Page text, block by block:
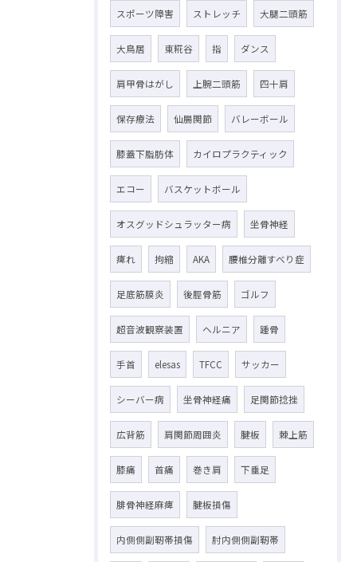
スポーツ障害 ストレッチ 大腿二頭筋
大鳥居 東糀谷 指 ダンス
肩甲骨はがし 上腕二頭筋 四十肩
保存療法 仙腸関節 バレーボール
膝蓋下脂肪体 カイロプラクティック
エコー バスケットボール
オスグッドシュラッター病 坐骨神経
痺れ 拘縮 AKA 腰椎分離すべり症
足底筋膜炎 後脛骨筋 ゴルフ
超音波観察装置 ヘルニア 踵骨
手首 elesas TFCC サッカー
シーバー病 坐骨神経痛 足関節捻挫
広背筋 肩関節周囲炎 腱板 棘上筋
膝痛 首痛 巻き肩 下垂足
腓骨神経麻痺 腱板損傷
内側側副靭帯損傷 肘内側側副靭帯